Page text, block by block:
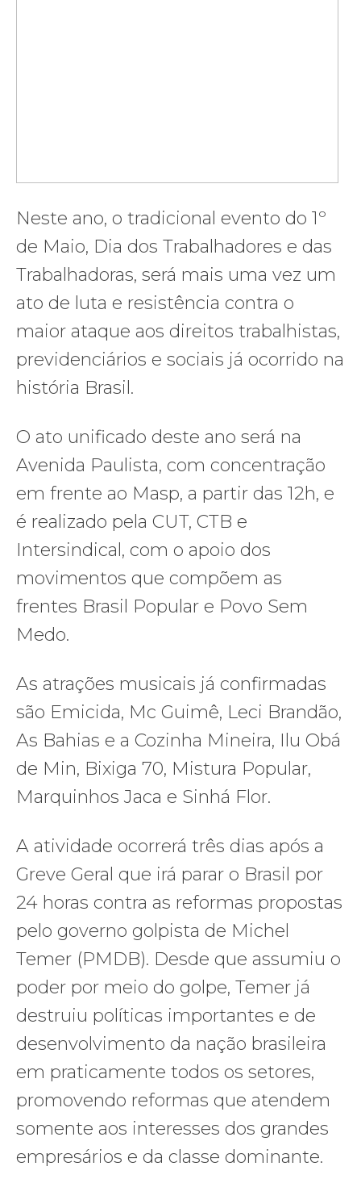
Neste ano, o tradicional evento do 1º
de Maio, Dia dos Trabalhadores e das
Trabalhadoras, será mais uma vez um
ato de luta e resistência contra o
maior ataque aos direitos trabalhistas,
previdenciários e sociais já ocorrido na
história Brasil.
O ato unificado deste ano será na
Avenida Paulista, com concentração
em frente ao Masp, a partir das 12h, e
é realizado pela CUT, CTB e
Intersindical, com o apoio dos
movimentos que compõem as
frentes Brasil Popular e Povo Sem
Medo.
As atrações musicais já confirmadas
são Emicida, Mc Guimê, Leci Brandão,
As Bahias e a Cozinha Mineira, Ilu Obá
de Min, Bixiga 70, Mistura Popular,
Marquinhos Jaca e Sinhá Flor.
A atividade ocorrerá três dias após a
Greve Geral que irá parar o Brasil por
24 horas contra as reformas propostas
pelo governo golpista de Michel
Temer (PMDB). Desde que assumiu o
poder por meio do golpe, Temer já
destruiu políticas importantes e de
desenvolvimento da nação brasileira
em praticamente todos os setores,
promovendo reformas que atendem
somente aos interesses dos grandes
empresários e da classe dominante.